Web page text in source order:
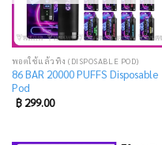
พอตใช้แล้วทิ้ง (DISPOSABLE POD)
86 BAR 20000 PUFFS Disposable
Pod
฿299.00